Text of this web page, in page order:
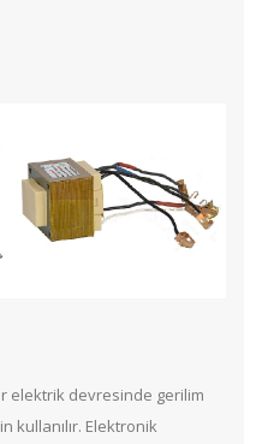
elektrik devresinde gerilim
kullanılır. Elektronik